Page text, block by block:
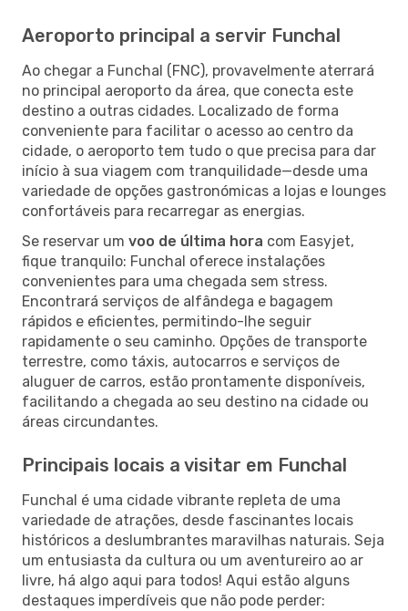
Aeroporto principal a servir Funchal
Ao chegar a Funchal (FNC), provavelmente aterrará
no principal aeroporto da área, que conecta este
destino a outras cidades. Localizado de forma
conveniente para facilitar o acesso ao centro da
cidade, o aeroporto tem tudo o que precisa para dar
início à sua viagem com tranquilidade—desde uma
variedade de opções gastronómicas a lojas e lounges
confortáveis para recarregar as energias.
Se reservar um voo de última hora com Easyjet,
fique tranquilo: Funchal oferece instalações
convenientes para uma chegada sem stress.
Encontrará serviços de alfândega e bagagem
rápidos e eficientes, permitindo-lhe seguir
rapidamente o seu caminho. Opções de transporte
terrestre, como táxis, autocarros e serviços de
aluguer de carros, estão prontamente disponíveis,
facilitando a chegada ao seu destino na cidade ou
áreas circundantes.
Principais locais a visitar em Funchal
Funchal é uma cidade vibrante repleta de uma
variedade de atrações, desde fascinantes locais
históricos a deslumbrantes maravilhas naturais. Seja
um entusiasta da cultura ou um aventureiro ao ar
livre, há algo aqui para todos! Aqui estão alguns
destaques imperdíveis que não pode perder: